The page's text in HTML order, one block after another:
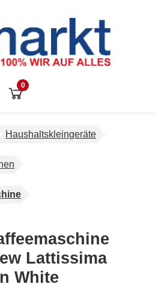
0
Haushaltskleingeräte
Lattissima
White